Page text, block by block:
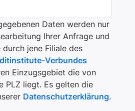
Daten werden nur
Ihrer Anfrage und
jene Filiale des
Verbundes
Einzugsgebiet die von
PLZ liegt. Es gelten die
Datenschutzerklärung.